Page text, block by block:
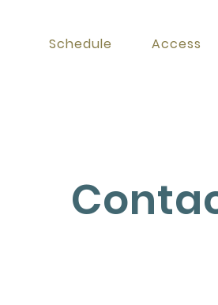
Schedule Access